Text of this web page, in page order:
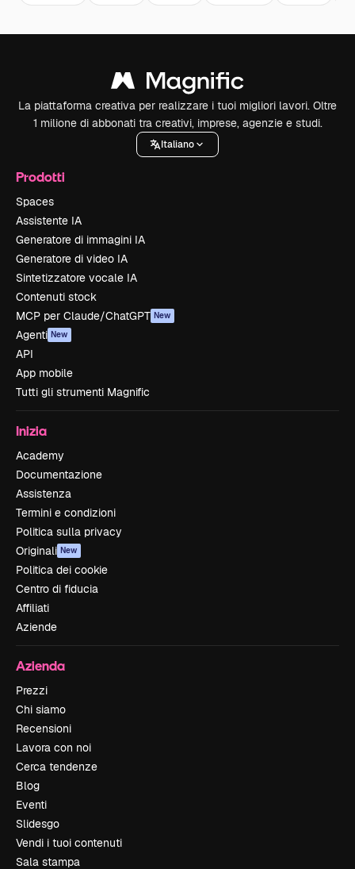
La piattaforma creativa per realizzare i tuoi migliori lavori. Oltre
1 milione di abbonati tra creativi, imprese, agenzie e studi.
Italiano
Prodotti
Spaces
Assistente IA
Generatore di immagini IA
Generatore di video IA
Sintetizzatore vocale IA
Contenuti stock
MCP per Claude/ChatGPT New
Agenti New
API
App mobile
Tutti gli strumenti Magnific
Inizia
Academy
Documentazione
Assistenza
Termini e condizioni
Politica sulla privacy
Originali New
Politica dei cookie
Centro di fiducia
Affiliati
Aziende
Azienda
Prezzi
Chi siamo
Recensioni
Lavora con noi
Cerca tendenze
Blog
Eventi
Slidesgo
Vendi i tuoi contenuti
Sala stampa